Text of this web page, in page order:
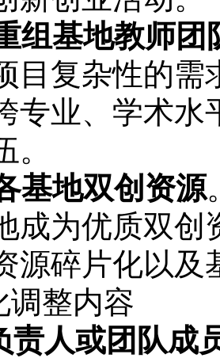
组基地教师团
目复杂性的需
专业、学术
基地双创资源
成为优质双创
源碎片化以及
调整内容
责人或团队成